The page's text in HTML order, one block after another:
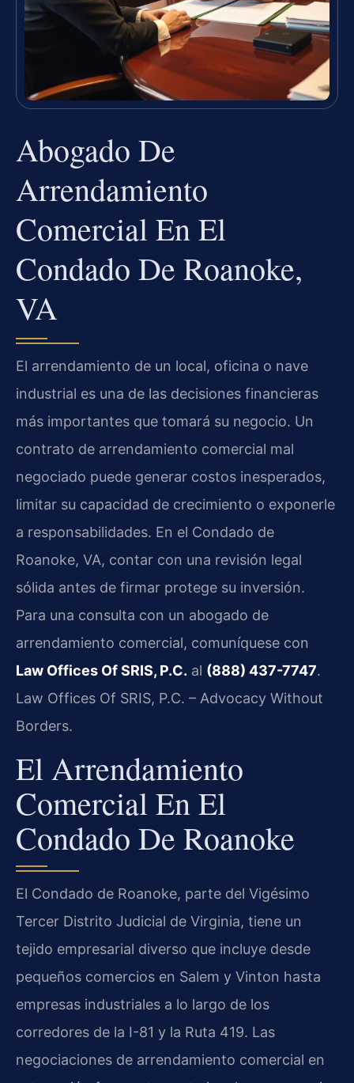
Abogado De
Arrendamiento
Comercial En El
Condado De Roanoke,
VA
El arrendamiento de un local, oficina o nave
industrial es una de las decisiones financieras
más importantes que tomará su negocio. Un
contrato de arrendamiento comercial mal
negociado puede generar costos inesperados,
limitar su capacidad de crecimiento o exponerle
a responsabilidades. En el Condado de
Roanoke, VA, contar con una revisión legal
sólida antes de firmar protege su inversión.
Para una consulta con un abogado de
arrendamiento comercial, comuníquese con
Law Offices Of SRIS, P.C. al (888) 437-7747.
Law Offices Of SRIS, P.C. – Advocacy Without
Borders.
El Arrendamiento
Comercial En El
Condado De Roanoke
El Condado de Roanoke, parte del Vigésimo
Tercer Distrito Judicial de Virginia, tiene un
tejido empresarial diverso que incluye desde
pequeños comercios en Salem y Vinton hasta
empresas industriales a lo largo de los
corredores de la I-81 y la Ruta 419. Las
negociaciones de arrendamiento comercial en